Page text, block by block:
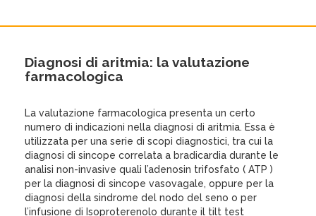
Diagnosi di aritmia: la valutazione
farmacologica
La valutazione farmacologica presenta un certo
numero di indicazioni nella diagnosi di aritmia. Essa è
utilizzata per una serie di scopi diagnostici, tra cui la
diagnosi di sincope correlata a bradicardia durante le
analisi non-invasive quali l’adenosin trifosfato ( ATP )
per la diagnosi di sincope vasovagale, oppure per la
diagnosi della sindrome del nodo del seno o per
l’infusione di Isoproterenolo durante il tilt test